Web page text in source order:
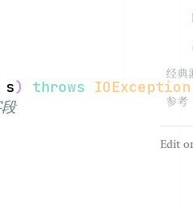
s) throws IOException
经典
参考
Edit